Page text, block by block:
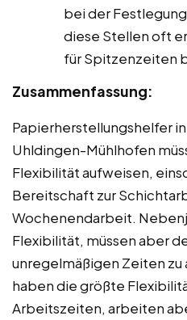
bei der
diese Stellen oft
für Spitzenzeiten
Zusammenfassung:
Papierherstellungshelfer
Uhldingen-Mühlhofen
Flexibilität aufweisen,
Bereitschaft zur
Wochenendarbeit.
Flexibilität, müssen aber
unregelmäßigen Zeiten
haben die größte
Arbeitszeiten, arbeiten